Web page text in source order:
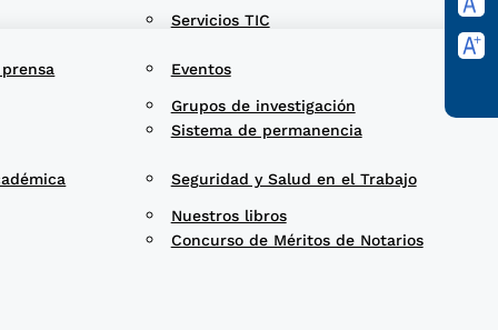
Eventos
Seguridad y Salud en el Trabajo
Servicios TIC
Sistema de permanencia
Concurso de Méritos de Notarios
Grupos de investigación
Nuestros libros